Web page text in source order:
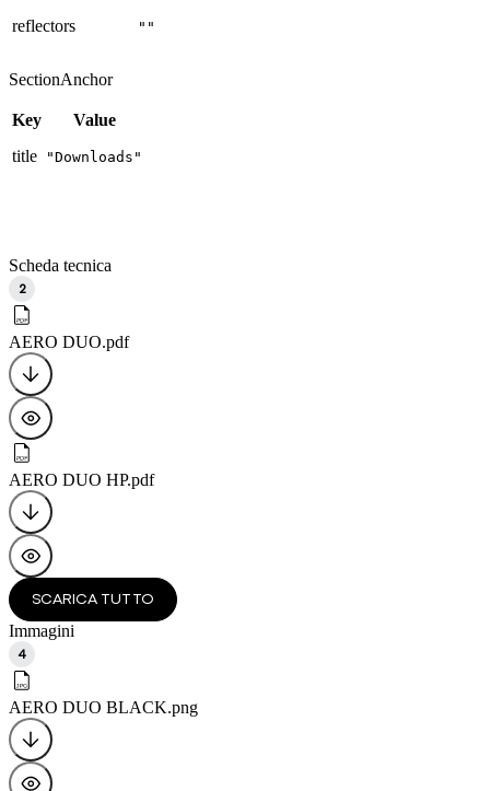
reflectors ""
SectionAnchor
Key
Value
title
"Downloads"
Scheda tecnica
2
AERO DUO.pdf
AERO DUO HP.pdf
SCARICA TUTTO
Immagini
4
AERO DUO BLACK.png